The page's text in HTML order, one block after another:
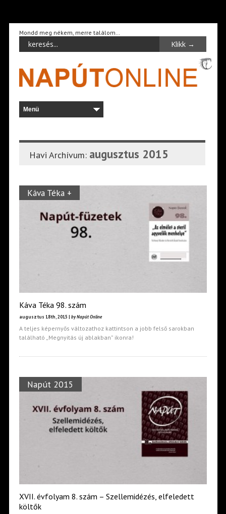
Mondd meg nékem, merre találom…
Havi Archívum: augusztus 2015
Káva Téka +
Káva Téka 98. szám
augusztus 18th, 2015 | by Napút Online
A teljes képernyős változathoz kattintson a jobb felső sarokban
található „Megnyitás új ablakban” ikonra!
Napút 2015
XVII. évfolyam 8. szám – Szellemidézés, elfeledett
költők